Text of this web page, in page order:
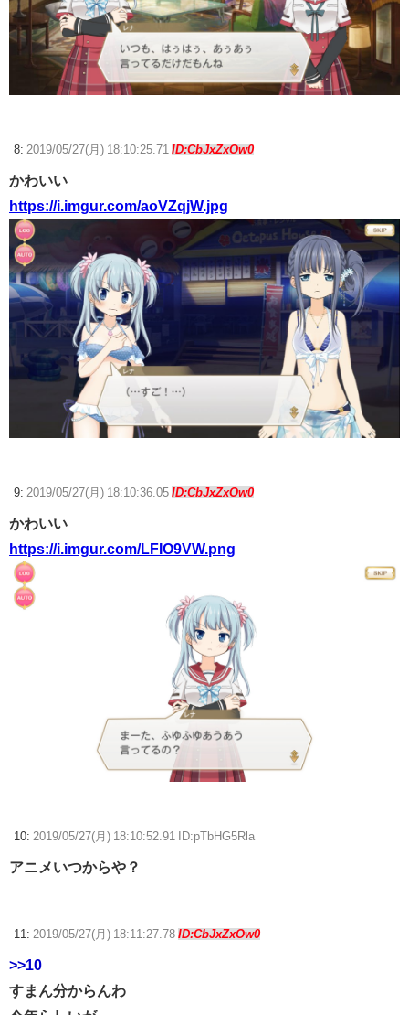
8: 2019/05/27(月) 18:10:25.71 ID:CbJxZxOw0
かわいい
https://i.imgur.com/aoVZqjW.jpg
9: 2019/05/27(月) 18:10:36.05 ID:CbJxZxOw0
かわいい
https://i.imgur.com/LFIO9VW.png
10: 2019/05/27(月) 18:10:52.91 ID:pTbHG5Rla
アニメいつからや？
11: 2019/05/27(月) 18:11:27.78 ID:CbJxZxOw0
>>10
すまん分からんわ